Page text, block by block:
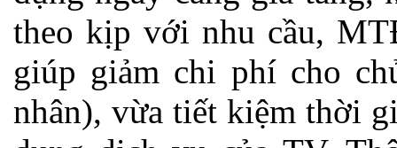
theo kịp với nhu cầu,
giúp giảm chi phí cho
nhân), vừa tiết kiệm thời